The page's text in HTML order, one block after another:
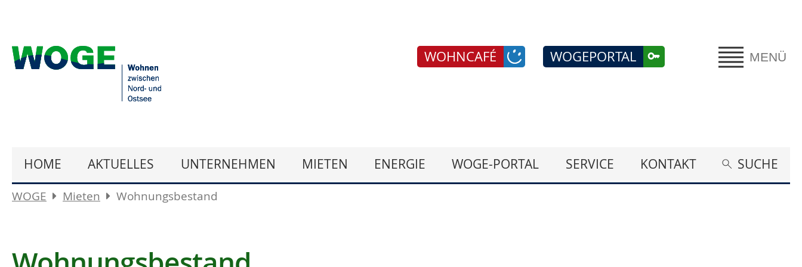
MENÜ
WOGEPORTAL
WOHNCAFÉ
HOME AKTUELLES UNTERNEHMEN MIETEN ENERGIE WOGE-PORTAL SERVICE KONTAKT SUCHE
WOGE Mieten Wohnungsbestand